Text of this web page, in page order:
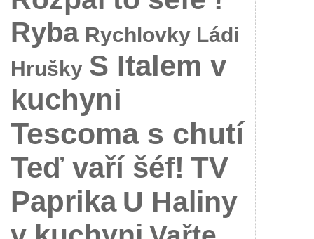
Ryba Rychlovky Ládi
Hrušky S Italem v
kuchyni
Tescoma s chutí
Teď vaří šéf! TV
Paprika U Haliny